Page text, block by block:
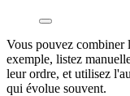
Vous pouvez combiner
exemple, listez
leur ordre, et utilisez
qui évolue souvent.